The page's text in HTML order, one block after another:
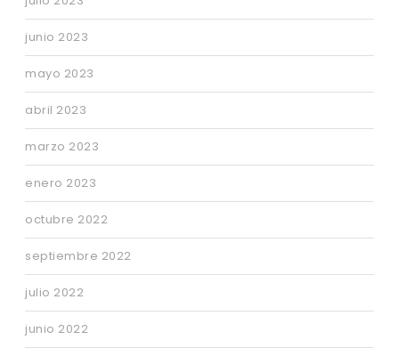
junio 2023
mayo 2023
abril 2023
marzo 2023
enero 2023
octubre 2022
septiembre 2022
julio 2022
junio 2022